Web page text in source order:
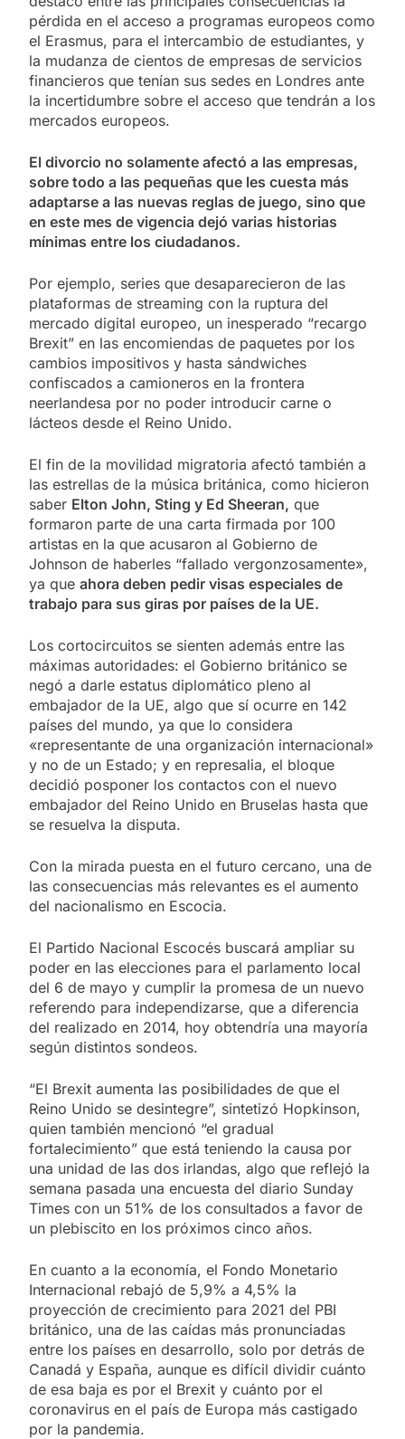
pérdida en el acceso a programas europeos como
el Erasmus, para el intercambio de estudiantes, y
la mudanza de cientos de empresas de servicios
financieros que tenían sus sedes en Londres ante
la incertidumbre sobre el acceso que tendrán a los
mercados europeos.
El divorcio no solamente afectó a las empresas,
sobre todo a las pequeñas que les cuesta más
adaptarse a las nuevas reglas de juego, sino que
en este mes de vigencia dejó varias historias
mínimas entre los ciudadanos.
Por ejemplo, series que desaparecieron de las
plataformas de streaming con la ruptura del
mercado digital europeo, un inesperado “recargo
Brexit” en las encomiendas de paquetes por los
cambios impositivos y hasta sándwiches
confiscados a camioneros en la frontera
neerlandesa por no poder introducir carne o
lácteos desde el Reino Unido.
El fin de la movilidad migratoria afectó también a
las estrellas de la música británica, como hicieron
saber Elton John, Sting y Ed Sheeran, que
formaron parte de una carta firmada por 100
artistas en la que acusaron al Gobierno de
Johnson de haberles “fallado vergonzosamente»,
ya que ahora deben pedir visas especiales de
trabajo para sus giras por países de la UE.
Los cortocircuitos se sienten además entre las
máximas autoridades: el Gobierno británico se
negó a darle estatus diplomático pleno al
embajador de la UE, algo que sí ocurre en 142
países del mundo, ya que lo considera
«representante de una organización internacional»
y no de un Estado; y en represalia, el bloque
decidió posponer los contactos con el nuevo
embajador del Reino Unido en Bruselas hasta que
se resuelva la disputa.
Con la mirada puesta en el futuro cercano, una de
las consecuencias más relevantes es el aumento
del nacionalismo en Escocia.
El Partido Nacional Escocés buscará ampliar su
poder en las elecciones para el parlamento local
del 6 de mayo y cumplir la promesa de un nuevo
referendo para independizarse, que a diferencia
del realizado en 2014, hoy obtendría una mayoría
según distintos sondeos.
“El Brexit aumenta las posibilidades de que el
Reino Unido se desintegre”, sintetizó Hopkinson,
quien también mencionó “el gradual
fortalecimiento” que está teniendo la causa por
una unidad de las dos irlandas, algo que reflejó la
semana pasada una encuesta del diario Sunday
Times con un 51% de los consultados a favor de
un plebiscito en los próximos cinco años.
En cuanto a la economía, el Fondo Monetario
Internacional rebajó de 5,9% a 4,5% la
proyección de crecimiento para 2021 del PBI
británico, una de las caídas más pronunciadas
entre los países en desarrollo, solo por detrás de
Canadá y España, aunque es difícil dividir cuánto
de esa baja es por el Brexit y cuánto por el
coronavirus en el país de Europa más castigado
por la pandemia.